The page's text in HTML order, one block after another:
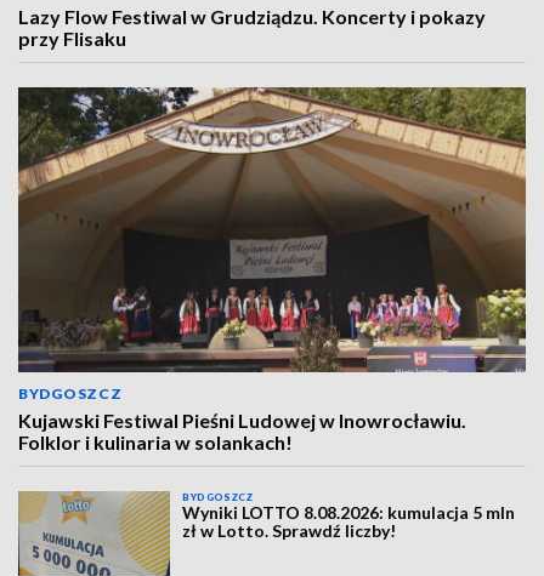
Lazy Flow Festiwal w Grudziądzu. Koncerty i pokazy
przy Flisaku
BYDGOSZCZ
Kujawski Festiwal Pieśni Ludowej w Inowrocławiu.
Folklor i kulinaria w solankach!
BYDGOSZCZ
Wyniki LOTTO 8.08.2026: kumulacja 5 mln
zł w Lotto. Sprawdź liczby!